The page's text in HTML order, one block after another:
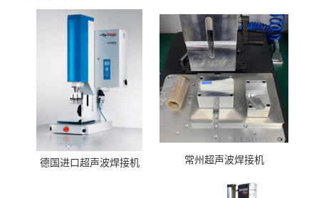
德国进口超声波焊接机 常州超声波焊接机